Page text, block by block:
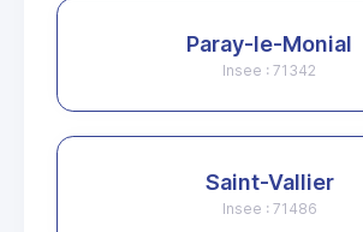
Paray-le-Monial
Insee : 71342
Saint-Vallier
Insee : 71486